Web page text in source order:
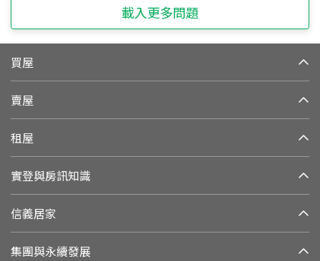
載入更多問題
買屋
賣屋
租屋
實登與房訊知識
信義居家
集團與永續發展